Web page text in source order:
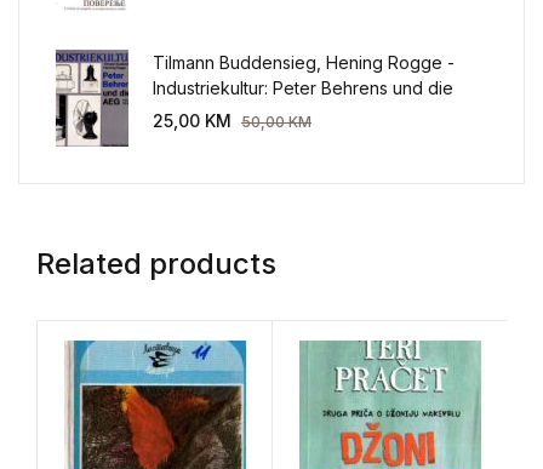
Tilmann Buddensieg, Hening Rogge -
Industriekultur: Peter Behrens und die
AEG 1907-1914.
25,00 KM 50,00KM
Related products